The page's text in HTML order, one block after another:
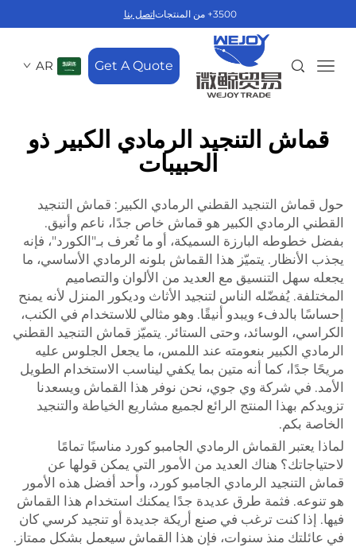
3500+ من المنتجات اتصل بنا
Get A Quote
AR
قماش التنجيد الرمادي الكبير ذو
الحبيبات
حول قماش التنجيد القطني الرمادي الكبير: قماش التنجيد
القطني الرمادي الكبير هو قماش خاص جدًا، ناعم وأنيق.
بفضل خطوطه البارزة السميكة، أو ما تُعرف بـ"الكورد"، فإنه
يجذب الأنظار. يتميّز هذا القماش بلونه الرمادي الأساسي، ما
يجعله سهل التنسيق مع العديد من الألوان والتصاميم
المختلفة. يُفضّله الناس لتنجيد الأثاث وديكور المنزل لأنه يمنح
إحساسًا بالدفء ويبدو أنيقًا. وهو مثالي للاستخدام في الكنب،
الكراسي، الوسائد، وحتى الستائر. يتميّز قماش التنجيد القطني
الرمادي الكبير بنعومته عند اللمس، ما يجعل الجلوس عليه
مريحًا جدًا، كما أنه متين بما يكفي ليناسب الاستخدام الطويل
الأمد. في شركة وي جوي، نحن نوفر هذا القماش ويسعدنا
تزويدكم بهذا المنتج الرائع لجميع مشاريع الخياطة والتنجيد
الخاصة بكم.
لماذا يعتبر القماش الرمادي الجامبو كورد مناسبًا تمامًا
لاحتياجاتك؟ هناك العديد من الأمور التي يمكن قولها عن
قماش التنجيد الرمادي الجامبو كورد، وأحد أفضل هذه الأمور
هو تنوعه. فثمة طرق عديدة جدًا يمكنك استخدام هذا القماش
فيها. إذا كنت ترغب في صنع أريكة جديدة أو تنجيد كرسي كان
في عائلتك منذ سنوات، فإن هذا القماش سيعمل بشكل ممتاز.